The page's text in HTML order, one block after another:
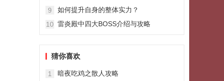
9
如何提升自身的整体实力？
10 雷炎殿中四大BOSS介绍与攻略
猜你喜欢
1
暗夜吃鸡之散人攻略